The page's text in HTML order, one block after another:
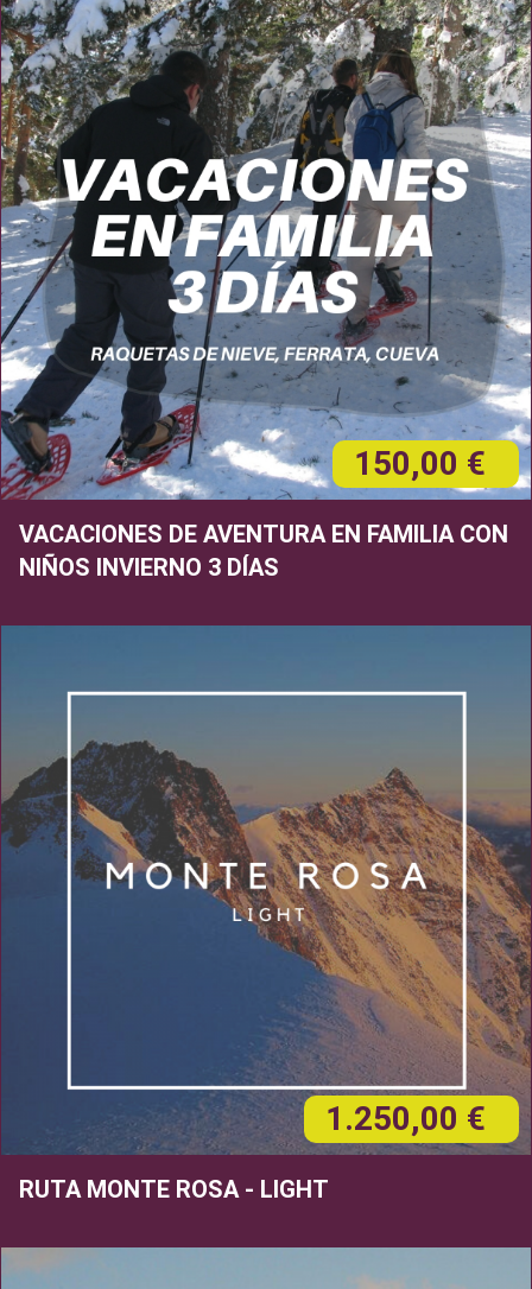
150,00 €
VACACIONES DE AVENTURA EN FAMILIA CON
NIÑOS INVIERNO 3 DÍAS
1.250,00 €
RUTA MONTE ROSA - LIGHT